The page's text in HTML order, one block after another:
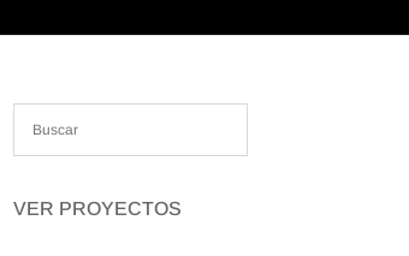
VER PROYECTOS